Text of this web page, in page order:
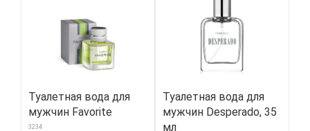
Туалетная вода для
мужчин Favorite
3234
Туалетная вода для
мужчин Desperado, 35
мл